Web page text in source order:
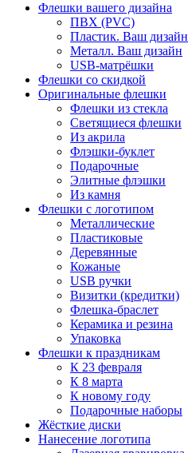
Флешки вашего дизайна
ПВХ (PVC)
Пластик. Ваш дизайн
Металл. Ваш дизайн
USB-матрёшки
Флешки со скидкой
Оригинальные флешки
Флешки из стекла
Светящиеся флешки
Из акрила
Флэшки-буклет
Подарочные
Элитные флэшки
Из камня
Флешки с логотипом
Металлические
Пластиковые
Деревянные
Кожаные
USB ручки
Визитки (кредитки)
Флешка-браслет
Керамика и резина
Упаковка
Флешки к праздникам
К 23 февраля
К 8 марта
К новому году
Подарочные наборы
Жёсткие диски
Нанесение логотипа